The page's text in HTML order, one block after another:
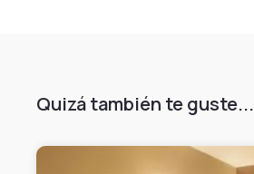
Quizá también te guste...